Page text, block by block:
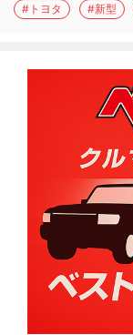
#トヨタ #新型